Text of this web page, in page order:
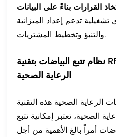
القرارات بناءً على البيانات
تدعم إعداد الميزانية
والتنبؤ وتخطيط المشتريات.
نظام تتبع البياضات بتقنية RFID للمستشفيات ومرافق
الرعاية الصحية
الرعاية الصحية هذه التقنية
الصحية، تعتبر إمكانية تتبع